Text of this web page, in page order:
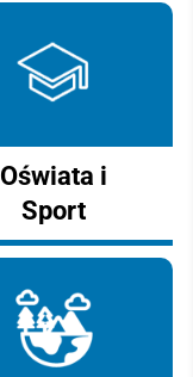
Oświata i
Sport